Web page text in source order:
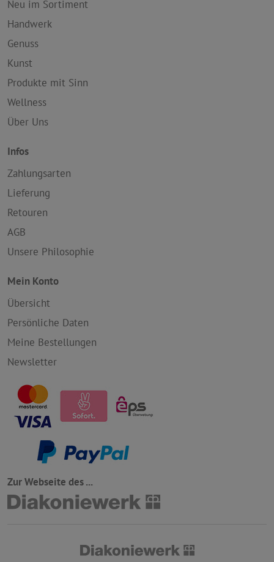
Neu im Sortiment
Handwerk
Genuss
Kunst
Produkte mit Sinn
Wellness
Über Uns
Infos
Zahlungsarten
Lieferung
Retouren
AGB
Unsere Philosophie
Mein Konto
Übersicht
Persönliche Daten
Meine Bestellungen
Newsletter
Zur Webseite des ...